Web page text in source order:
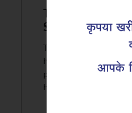
Tata Tiscon
Superlinks
Tata Tiscon 550SD are
highly accurate and
possess uniform ridges,
high…